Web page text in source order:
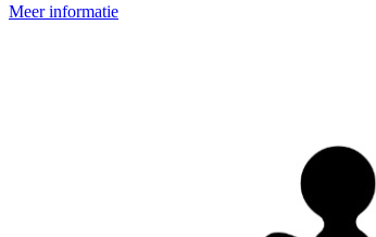
Meer informatie